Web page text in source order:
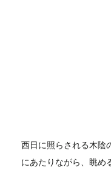
西日に照らされる木陰
にあたりながら、眺め